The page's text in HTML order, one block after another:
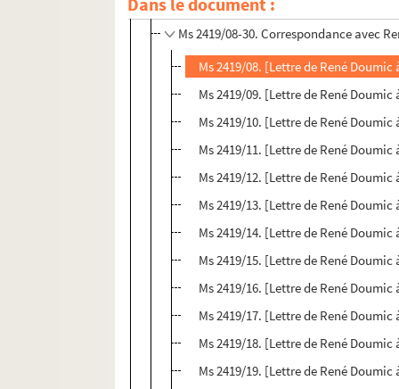
Ms 2419/07. [Lettre de Madame
Ms 2419/08-30. Correspondance avec
Ms 2419/08. [Lettre de René
Ms 2419/09. [Lettre de René
Ms 2419/10. [Lettre de René
Ms 2419/11. [Lettre de René
Ms 2419/12. [Lettre de René
Ms 2419/13. [Lettre de René
Ms 2419/14. [Lettre de René
Ms 2419/15. [Lettre de René
Ms 2419/16. [Lettre de René
Ms 2419/17. [Lettre de René
Ms 2419/18. [Lettre de René
Ms 2419/19. [Lettre de René